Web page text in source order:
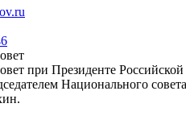
при Президенте
Национального